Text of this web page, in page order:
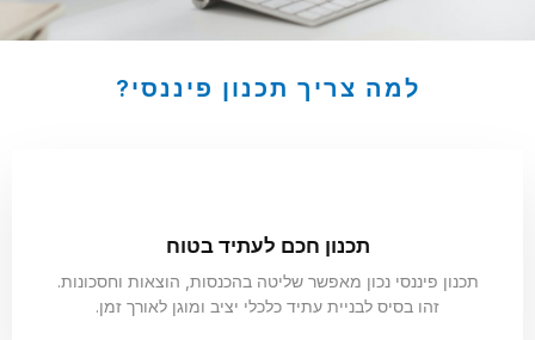
את
למה צריך תכנון פיננסי?
תכנון חכם לעתיד בטוח
תכנון פיננסי נכון מאפשר שליטה בהכנסות, הוצאות וחסכונות.
זהו בסיס לבניית עתיד כלכלי יציב ומוגן לאורך זמן.